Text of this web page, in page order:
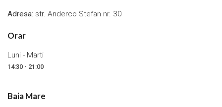
Adresa: str. Anderco Stefan nr. 30
Orar
Luni - Marti
14:30 - 21:00
Baia Mare